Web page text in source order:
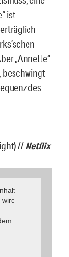
ist
„Annette“
beschwingt
des
//Netflix
wird